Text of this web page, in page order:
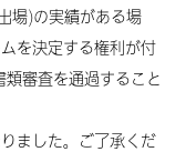
場)の実績がある場
を決定する権利が付
審査を通過すること
ました。ご了承くだ